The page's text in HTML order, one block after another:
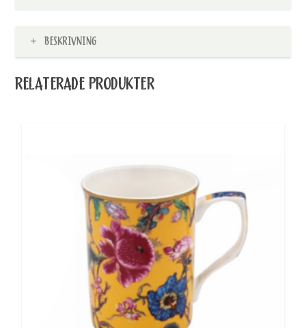
BESKRIVNING
RELATERADE PRODUKTER